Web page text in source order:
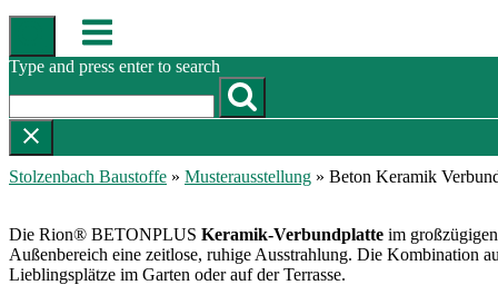
Skip
content
Menu
Type and press enter to search
Stolzenbach Baustoffe » Musterausstellung » Beton Keramik
Die Rion® BETONPLUS Keramik-Verbundplatte im
Außenbereich eine zeitlose, ruhige Ausstrahlung. Die Kombination
Lieblingsplätze im Garten oder auf der Terrasse.